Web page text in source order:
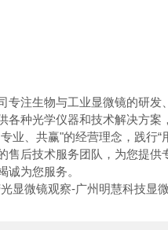
专注生物与工业显微镜的研
各种光学仪器和技术解决方
业、共赢"的经营理念，践
售后技术服务团队，为您提
诚为您服务。
显微镜观察-广州明慧科技显